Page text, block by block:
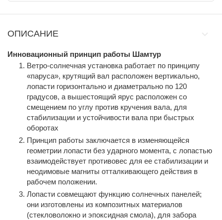
ОПИСАНИЕ
Инновационный принцип работы Шамтур
Ветро-солнечная установка работает по принципу
«паруса», крутящий вал расположен вертикально,
лопасти горизонтально и диаметрально по 120
градусов, а вышестоящий ярус расположен со
смещением по углу против кручения вала, для
стабилизации и устойчивости вала при быстрых
оборотах
Принцип работы заключается в изменяющейся
геометрии лопасти без ударного момента, с лопастью
взаимодействует противовес для ее стабилизации и
неодимовые магниты отталкивающего действия в
рабочем положении.
Лопасти совмещают функцию солнечных панелей;
они изготовлены из композитных материалов
(стекловолокно и эпоксидная смола), для забора